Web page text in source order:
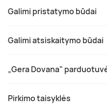
Galimi pristatymo būdai
Galimi atsiskaitymo būdai
„Gera Dovana"
Pirkimo taisyklės